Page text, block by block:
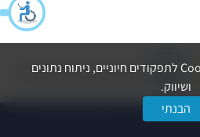
הצהרת נגישותמדיניות פרטיות
© כל הזכויות שמורות ל-החברה לפיתוח הרצליה בע״מ
אנו משתמשים בקובצי Cookie לתפקודים חיוניים, ניתוח נתונים
ושיווק.
הבנתי